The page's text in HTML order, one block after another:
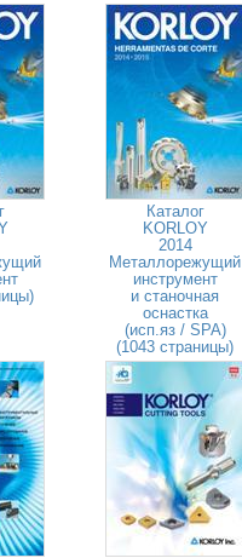
Каталог
KORLOY
2014
Металлорежущий
инструмент
и станочная
оснастка
(исп.яз / SPA)
(1043 страницы)